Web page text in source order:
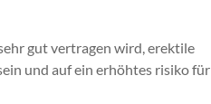
gut vertragen wird, erektile
und auf ein erhöhtes risiko für